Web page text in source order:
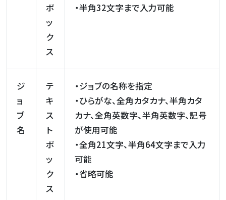
ボ
ッ
ク
ス
・半角32文字まで入力可能
ジ
ョ
ブ
名
テ
キ
ス
ト
ボ
ッ
ク
ス
・ジョブの名称を指定
・ひらがな、全角カタカナ、半角カタ
カナ、全角英数字、半角英数字、記号
が使用可能
・全角21文字、半角64文字まで入力
可能
・省略可能